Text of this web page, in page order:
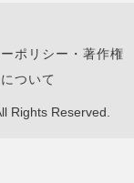
ポリシー・著作権
について
Rights Reserved.